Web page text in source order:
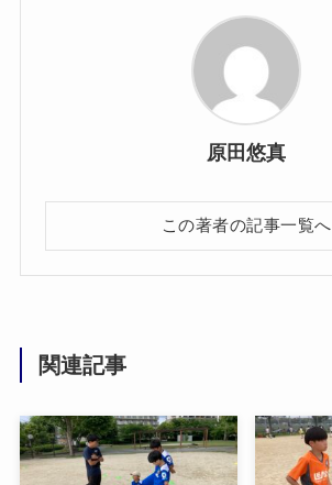
原田悠真
この著者の記事一覧へ
関連記事